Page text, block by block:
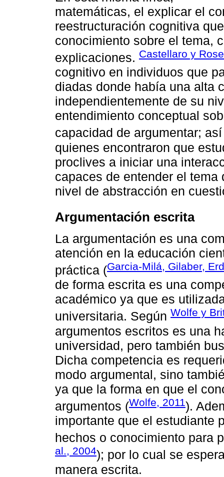
matemáticas, el explicar el
reestructuración cognitiva
conocimiento sobre el tema,
explicaciones. Castellaro y
cognitivo en individuos que
diadas donde había una alta
independientemente de su
entendimiento conceptual
capacidad de argumentar;
quienes encontraron que
proclives a iniciar una
capaces de entender el
nivel de abstracción en
Argumentación escrita
La argumentación es una
atención en la educación
práctica (Garcia-Milá, Gilaber,
de forma escrita es una
académico ya que es
universitaria. Según Wolfe y
argumentos escritos es una
universidad, pero también
Dicha competencia es
modo argumental, sino
ya que la forma en que el
argumentos (Wolfe, 2011).
importante que el estudiante
hechos o conocimiento para
al., 2004); por lo cual se
manera escrita.